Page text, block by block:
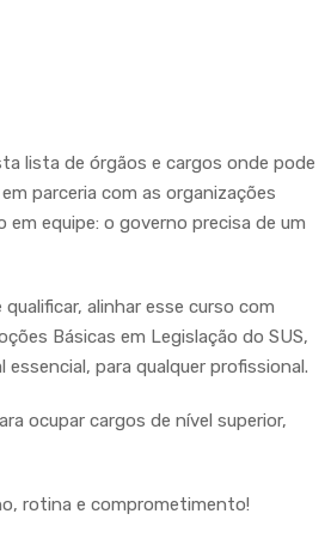
lista de órgãos e cargos onde pode
parceria com as organizações
equipe: o governo precisa de um
alinhar esse curso com
Básicas em Legislação do SUS,
para qualquer profissional.
ocupar cargos de nível superior,
rotina e comprometimento!